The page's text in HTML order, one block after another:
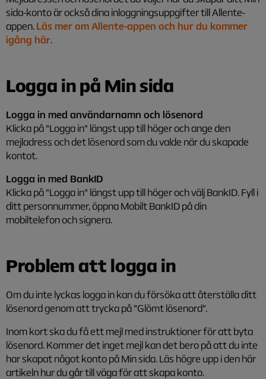
sida-konto är också dina inloggningsuppgifter till Allente-
appen.Läs mer om Allente-appen och hur du kommer
igång här.
Logga in på Min sida
Logga in med användarnamn och lösenord
Klicka på "Logga in" längst upp till höger och ange den
mejladress och det lösenord som du valde när du skapade
kontot.
Logga in med BankID
Klicka på "Logga in" längst upp till höger och välj BankID. Fyll i
ditt personnummer, öppna Mobilt BankID på din
mobiltelefon och signera.
Problem att logga in
Om du inte lyckas logga in kan du försöka att återställa ditt
lösenord genom att trycka på ”Glömt lösenord”.
Inom kort ska du få ett mejl med instruktioner för att byta
lösenord. Kommer det inget mejl kan det bero på att du inte
har skapat något konto på Min sida. Läs högre upp i den här
artikeln hur du går till väga för att skapa konto.